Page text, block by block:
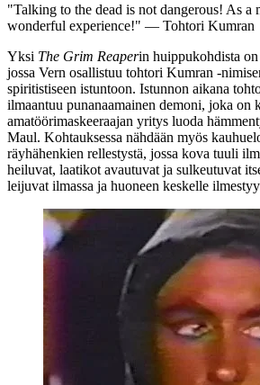
"Talking to the dead is not dangerous! As a
wonderful experience!" — Tohtori Kumran
Yksi The Grim Reaperin huippukohdista
jossa Vern osallistuu tohtori Kumran
spiritistiseen istuntoon. Istunnon aikana
ilmaantuu punanaamainen demoni, joka on
amatöörimaskeeraajan yritys luoda
Maul. Kohtauksessa nähdään myös
räyhähenkien rellestystä, jossa kova tuuli
heiluvat, laatikot avautuvat ja sulkeutuvat
leijuvat ilmassa ja huoneen keskelle